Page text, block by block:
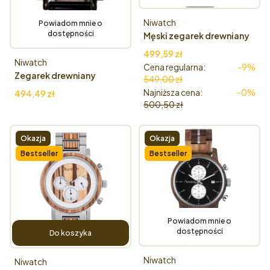
Powiadom mnie o
dostępności
Zegarek drewniany
tarcza, drewno Bubinga
Producent
Niwatch
Cena
494,49 zł
Męski zegarek drewniany
DREWNO WĘŻOWE
Producent
Niwatch
Cena promocyjna
499,59 zł
Cena regularna:
549,00 zł
-9%
Najniższa cena:
500,50 zł
-0%
Okazja
Bestseller
Do koszyka
Producent
Niwatch
Okazja
Bestseller
Powiadom mnie o
dostępności
Producent
Niwatch